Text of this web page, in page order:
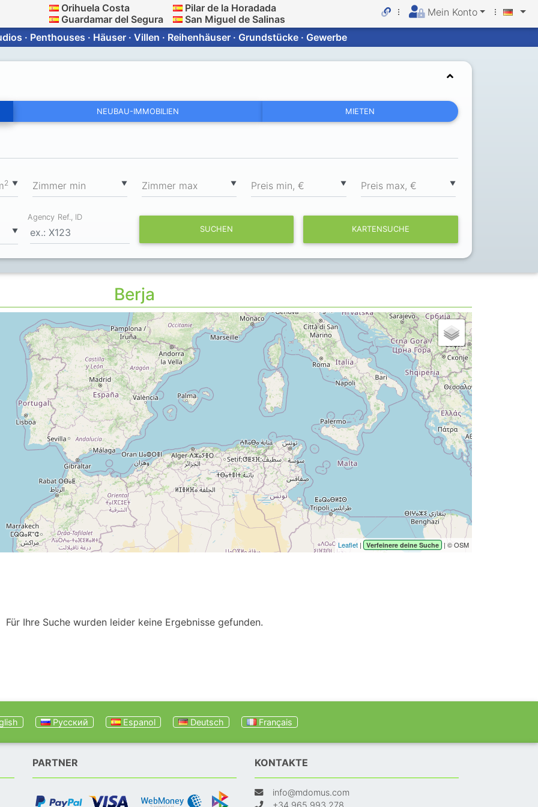
Orihuela Costa
Guardamar del Segura
Pilar de la Horadada
San Miguel de Salinas
Mein Konto
· Penthouses · Häuser · Villen · Reihenhäuser · Grundstücke · Gewerbe
NEUBAU-IMMOBILIEN MIETEN
▼
2 ▼
Zimmer min ▼
Zimmer max ▼
Preis min, € ▼
Preis max, €
▼
Agency Ref., ID
SUCHEN
KARTENSUCHE
Berja
Leaflet | Verfeinere deine Suche | © OSM
Für Ihre Suche wurden leider keine Ergebnisse gefunden.
Русский Espanol Deutsch Français
PARTNER KONTAKTE
info@mdomus.com
+34 965 993 278